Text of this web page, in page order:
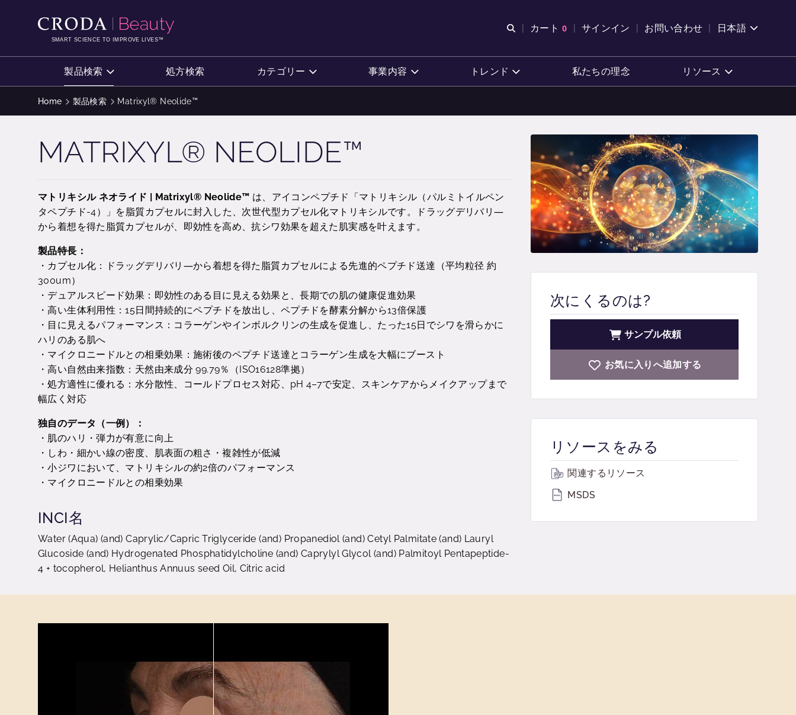
SMART SCIENCE TO IMPROVE LIVES™
検索を開く
カート 0
カートを確認する
サインイン お問い合わせ 日本語
製品検索 処方検索 カテゴリー 事業内容 トレンド 私たちの理念 リソース
Home 製品検索 Matrixyl® Neolide™
MATRIXYL® NEOLIDE™
マトリキシル ネオライド | Matrixyl® Neolide™ は、アイコンペプチド「マトリキシル（パルミトイルペン
タペプチド-4）」を脂質カプセルに封入した、次世代型カプセル化マトリキシルです。ドラッグデリバリ―
から着想を得た脂質カプセルが、即効性を高め、抗シワ効果を超えた肌実感を叶えます。
製品特長：
・カプセル化：ドラッグデリバリ―から着想を得た脂質カプセルによる先進的ペプチド送達（平均粒径 約
300um）
・デュアルスピード効果：即効性のある目に見える効果と、長期での肌の健康促進効果
・高い生体利用性：15日間持続的にペプチドを放出し、ペプチドを酵素分解から13倍保護
・目に見えるパフォーマンス：コラーゲンやインボルクリンの生成を促進し、たった15日でシワを滑らかに
ハリのある肌へ
・マイクロニードルとの相乗効果：施術後のペプチド送達とコラーゲン生成を大幅にブースト
・高い自然由来指数：天然由来成分 99.79％（ISO16128準拠）
・処方適性に優れる：水分散性、コールドプロセス対応、pH 4–7で安定、スキンケアからメイクアップまで
幅広く対応
独自のデータ（一例）：
・肌のハリ・弾力が有意に向上
・しわ・細かい線の密度、肌表面の粗さ・複雑性が低減
・小ジワにおいて、マトリキシルの約2倍のパフォーマンス
・マイクロニードルとの相乗効果
INCI名
Water (Aqua) (and) Caprylic/Capric Triglyceride (and) Propanediol (and) Cetyl Palmitate (and) Lauryl
Glucoside (and) Hydrogenated Phosphatidylcholine (and) Caprylyl Glycol (and) Palmitoyl Pentapeptide-
4 + tocopherol, Helianthus Annuus seed Oil, Citric acid
次にくるのは?
サンプル依頼
お気に入りへ追加する
リソースをみる
関連するリソース
MSDS